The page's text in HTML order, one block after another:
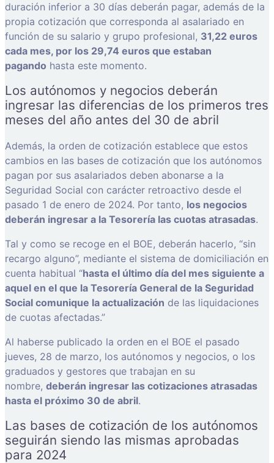
duración inferior a 30 días deberán pagar, además de la
propia cotización que corresponda al asalariado en
función de su salario y grupo profesional, 31,22 euros
cada mes, por los 29,74 euros que estaban
pagando hasta este momento.
Los autónomos y negocios deberán
ingresar las diferencias de los primeros tres
meses del año antes del 30 de abril
Además, la orden de cotización establece que estos
cambios en las bases de cotización que los autónomos
pagan por sus asalariados deben abonarse a la
Seguridad Social con carácter retroactivo desde el
pasado 1 de enero de 2024. Por tanto, los negocios
deberán ingresar a la Tesorería las cuotas atrasadas.
Tal y como se recoge en el BOE, deberán hacerlo, “sin
recargo alguno”, mediante el sistema de domiciliación en
cuenta habitual “hasta el último día del mes siguiente a
aquel en el que la Tesorería General de la Seguridad
Social comunique la actualización de las liquidaciones
de cuotas afectadas.”
Al haberse publicado la orden en el BOE el pasado
jueves, 28 de marzo, los autónomos y negocios, o los
graduados y gestores que trabajan en su
nombre, deberán ingresar las cotizaciones atrasadas
hasta el próximo 30 de abril.
Las bases de cotización de los autónomos
seguirán siendo las mismas aprobadas
para 2024